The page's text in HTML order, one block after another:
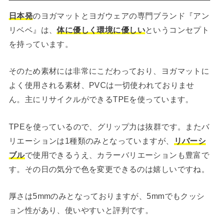
日本発のヨガマットとヨガウェアの専門ブランド『アン
リベベ』は、体に優しく環境に優しいというコンセプト
を持っています。
そのため素材には非常にこだわっており、ヨガマットに
よく使用される素材、PVCは一切使われておりませ
ん。主にリサイクルができるTPEを使っています。
TPEを使っているので、グリップ力は抜群です。またバ
リエーションは1種類のみとなっていますが、
リバーシ
ブルで使用できるうえ、カラーバリエーションも豊富で
す。その日の気分で色を変更できるのは嬉しいですね。
厚さは5mmのみとなっておりますが、5mmでもクッシ
ョン性があり、使いやすいと評判です。